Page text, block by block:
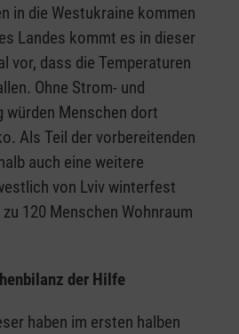
in die Westukraine kommen
Landes kommt es in dieser
vor, dass die Temperaturen
Ohne Strom- und
würden Menschen dort
Als Teil der vorbereitenden
auch eine weitere
von Lviv winterfest
120 Menschen Wohnraum
der Hilfe
haben im ersten halben